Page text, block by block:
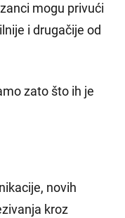
mogu privući
i drugačije od
zato što ih je
novih
kroz